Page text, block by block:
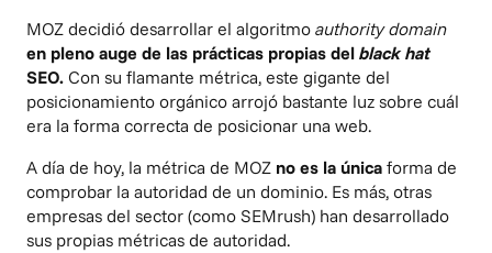
MOZ decidió desarrollar el algoritmo authority domain
en pleno auge de las prácticas propias del black hat
SEO. Con su flamante métrica, este gigante del
posicionamiento orgánico arrojó bastante luz sobre cuál
era la forma correcta de posicionar una web.
A día de hoy, la métrica de MOZ no es la única forma de
comprobar la autoridad de un dominio. Es más, otras
empresas del sector (como SEMrush) han desarrollado
sus propias métricas de autoridad.